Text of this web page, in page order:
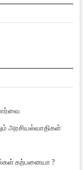
அரசியல்வாதிகள்
கற்பனையா ?